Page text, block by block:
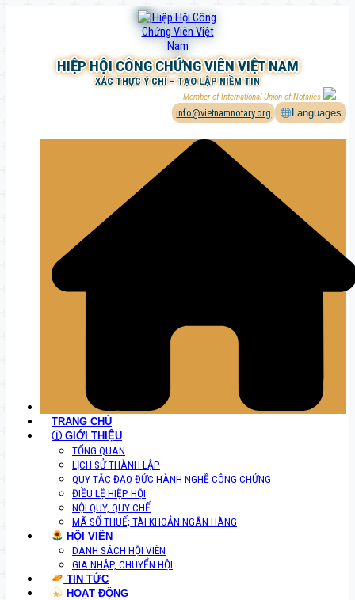
HIỆP HỘI CÔNG CHỨNG VIÊN VIỆT NAM
XÁC THỰC Ý CHÍ – TẠO LẬP NIỀM TIN
Member of International Union of Notaries
info@vietnamnotary.org Languages
TRANG CHỦ
Ⓘ GIỚI THIỆU
TỔNG QUAN
LỊCH SỬ THÀNH LẬP
QUY TẮC ĐẠO ĐỨC HÀNH NGHỀ CÔNG CHỨNG
ĐIỀU LỆ HIỆP HỘI
NỘI QUY, QUY CHẾ
MÃ SỐ THUẾ; TÀI KHOẢN NGÂN HÀNG
HỘI VIÊN
DANH SÁCH HỘI VIÊN
GIA NHẬP, CHUYỂN HỘI
TIN TỨC
HOẠT ĐỘNG